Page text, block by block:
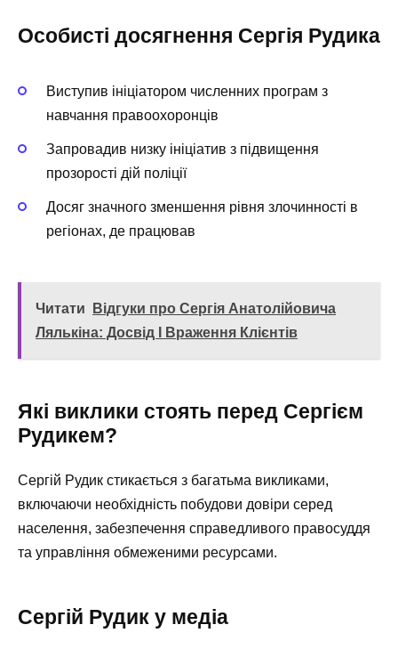
Особисті досягнення Сергія Рудика
Виступив ініціатором численних програм з
навчання правоохоронців
Запровадив низку ініціатив з підвищення
прозорості дій поліції
Досяг значного зменшення рівня злочинності в
регіонах, де працював
Читати
Відгуки про Сергія Анатолійовича
Лялькіна: Досвід І Враження Клієнтів
Які виклики стоять перед Сергієм
Рудикем?
Сергій Рудик стикається з багатьма викликами,
включаючи необхідність побудови довіри серед
населення, забезпечення справедливого правосуддя
та управління обмеженими ресурсами.
Сергій Рудик у медіа